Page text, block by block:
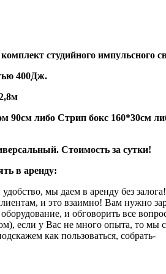
студийного импульсного
400Дж.
90см либо Стрип бокс 160*30см
Стоимоcть за сутки!
в аренду:
мы даем в аренду без
и это взаимно! Вам нужно
и обговорить все
если у Вас не много опыта, то мы с
как пользоваться, собрать-